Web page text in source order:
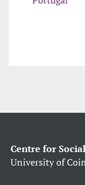
Centre for
University of